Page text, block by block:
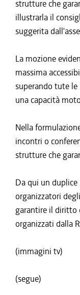
strutture che
illustrarla il
suggerita
La mozione
massima
superando tute
una capacità
Nella
incontri o
strutture che
Da qui un
organizzatori
garantire il diritto
organizzati dalla
(immagini tv)
(segue)